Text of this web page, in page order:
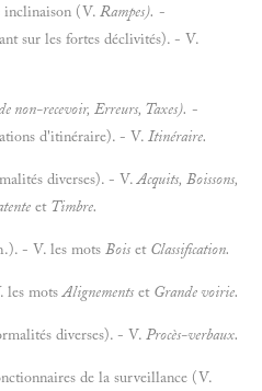
inclinaison (V. Rampes). -
sur les fortes déclivités). - V.
non-recevoir, Erreurs, Taxes). -
d'itinéraire). - V. Itinéraire.
diverses). - V.Acquits, Boissons,
et Timbre.
- V. les mots Bois et Classification.
les motsAlignements et Grande voirie.
diverses). - V. Procès-verbaux.
de la surveillance (V.